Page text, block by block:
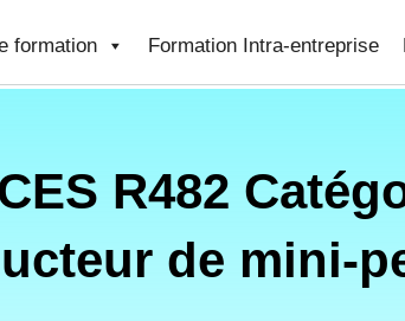
formation Formation Intra-entreprise
R482
de mini-